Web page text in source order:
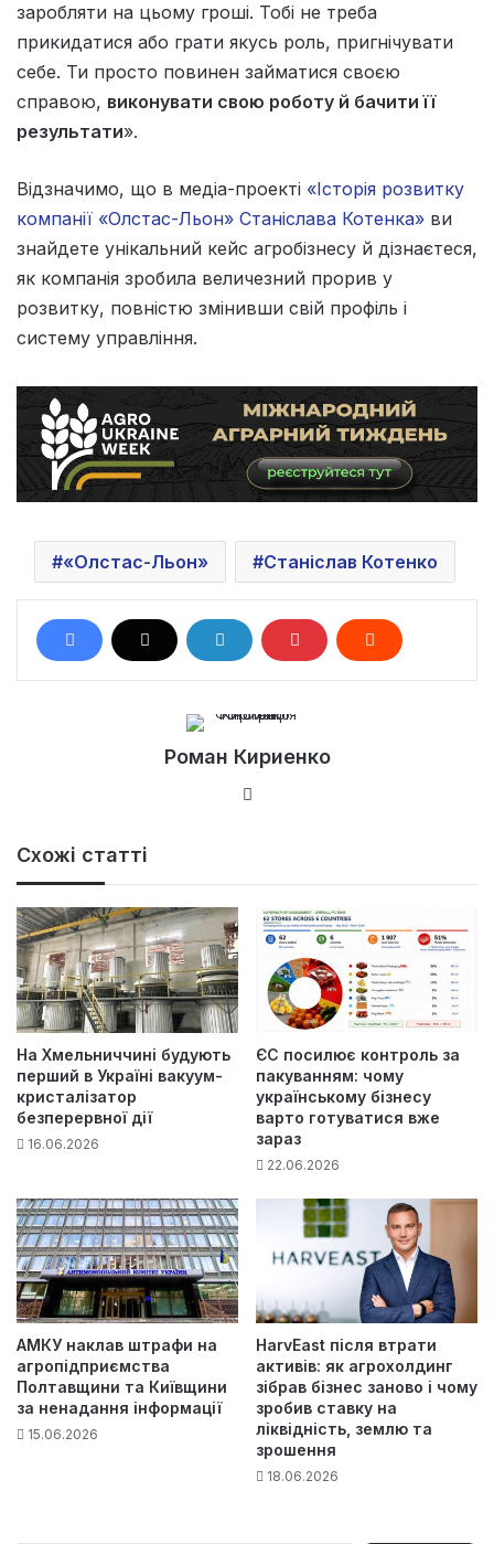
заробляти на цьому гроші. Тобі не треба
прикидатися або грати якусь роль, пригнічувати
себе. Ти просто повинен займатися своєю
справою, виконувати свою роботу й бачити її
результати».
Відзначимо, що в медіа-проекті «Історія розвитку
компанії «Олстас-Льон» Станіслава Котенка» ви
знайдете унікальний кейс агробізнесу й дізнаєтеся,
як компанія зробила величезний прорив у
розвитку, повністю змінивши свій профіль і
систему управління.
«Олстас-Льон» Станіслав Котенко
Роман Кириенко
Схожі статті
На Хмельниччині будують
перший в Україні вакуум-
кристалізатор
безперервної дії
16.06.2026
ЄС посилює контроль за
пакуванням: чому
українському бізнесу
варто готуватися вже
зараз
22.06.2026
АМКУ наклав штрафи на
агропідприємства
Полтавщини та Київщини
за ненадання інформації
15.06.2026
HarvEast після втрати
активів: як агрохолдинг
зібрав бізнес заново і чому
зробив ставку на
ліквідність, землю та
зрошення
18.06.2026